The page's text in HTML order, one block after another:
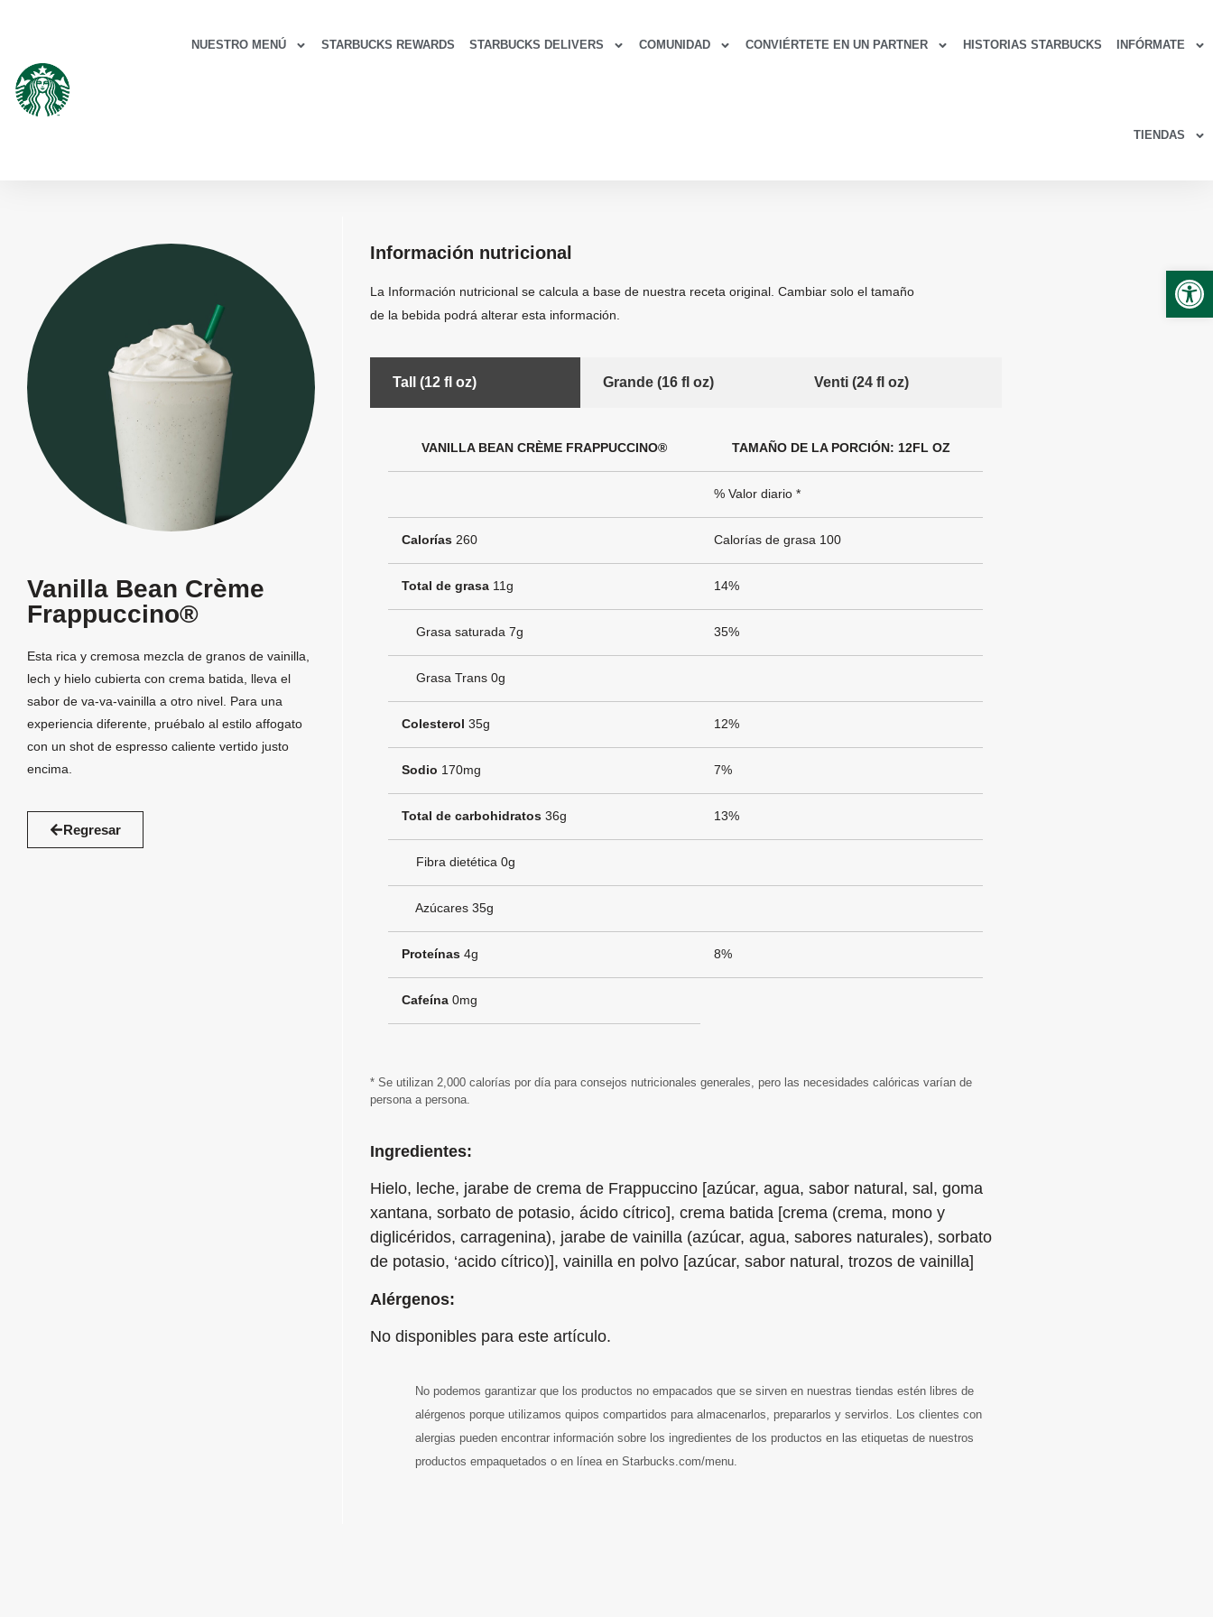
Abrir
NUESTRO MENÚ STARBUCKS REWARDS STARBUCKS DELIVERS COMUNIDAD CONVIÉRTETE EN UN PARTNER HISTORIAS STARBUCKS INFÓRMATE
TIENDAS
Vanilla Bean Crème
Frappuccino®
Esta rica y cremosa mezcla de granos de vainilla,
lech y hielo cubierta con crema batida, lleva el
sabor de va-va-vainilla a otro nivel. Para una
experiencia diferente, pruébalo al estilo affogato
con un shot de espresso caliente vertido justo
encima.
Regresar
Información nutricional
La Información nutricional se calcula a base de nuestra receta original. Cambiar solo el tamaño
de la bebida podrá alterar esta información.
Tall (12 fl oz) Grande (16 fl oz) Venti (24 fl oz)
VANILLA BEAN CRÈME FRAPPUCCINO® TAMAÑO DE LA PORCIÓN: 12FL OZ
% Valor diario *
Calorías260 Calorías de grasa 100
Total de grasa11g 14%
Grasa saturada 7g 35%
Grasa Trans 0g
Colesterol 35g 12%
Sodio 170mg 7%
Total de carbohidratos36g 13%
Fibra dietética 0g
Azúcares 35g
Proteínas4g 8%
Cafeína0mg
* Se utilizan 2,000 calorías por día para consejos nutricionales generales, pero las necesidades calóricas varían de
persona a persona.
Ingredientes:
Hielo, leche, jarabe de crema de Frappuccino [azúcar, agua, sabor natural, sal, goma
xantana, sorbato de potasio, ácido cítrico], crema batida [crema (crema, mono y
diglicéridos, carragenina), jarabe de vainilla (azúcar, agua, sabores naturales), sorbato
de potasio, ‘acido cítrico)], vainilla en polvo [azúcar, sabor natural, trozos de vainilla]
Alérgenos:
No disponibles para este artículo.
No podemos garantizar que los productos no empacados que se sirven en nuestras tiendas estén libres de
alérgenos porque utilizamos quipos compartidos para almacenarlos, prepararlos y servirlos. Los clientes con
alergias pueden encontrar información sobre los ingredientes de los productos en las etiquetas de nuestros
productos empaquetados o en línea en Starbucks.com/menu.